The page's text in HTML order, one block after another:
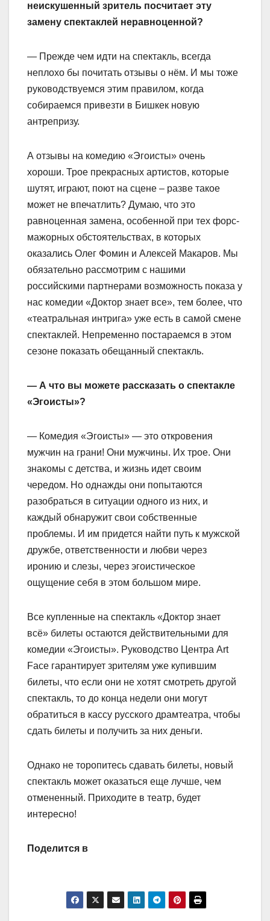
неискушенный зритель посчитает эту
замену спектаклей неравноценной?
— Прежде чем идти на спектакль, всегда
неплохо бы почитать отзывы о нём. И мы тоже
руководствуемся этим правилом, когда
собираемся привезти в Бишкек новую
антрепризу.
А отзывы на комедию «Эгоисты» очень
хороши. Трое прекрасных артистов, которые
шутят, играют, поют на сцене – разве такое
может не впечатлить? Думаю, что это
равноценная замена, особенной при тех форс-
мажорных обстоятельствах, в которых
оказались Олег Фомин и Алексей Макаров. Мы
обязательно рассмотрим с нашими
российскими партнерами возможность показа у
нас комедии «Доктор знает все», тем более, что
«театральная интрига» уже есть в самой смене
спектаклей. Непременно постараемся в этом
сезоне показать обещанный спектакль.
— А что вы можете рассказать о спектакле
«Эгоисты»?
— Комедия «Эгоисты» — это откровения
мужчин на грани! Они мужчины. Их трое. Они
знакомы с детства, и жизнь идет своим
чередом. Но однажды они попытаются
разобраться в ситуации одного из них, и
каждый обнаружит свои собственные
проблемы. И им придется найти путь к муж­ской
дружбе, ответственности и любви через
иронию и слезы, через эгоистическое
ощущение себя в этом большом мире.
Все купленные на спектакль «Доктор знает
всё» билеты остаются действительными для
комедии «Эгоисты». Руководство Центра Art
Face гарантирует зрителям уже купившим
билеты, что если они не хотят смотреть другой
спектакль, то до конца недели они могут
обратиться в кассу русского драмтеатра, чтобы
сдать билеты и получить за них деньги.
Однако не торопитесь сдавать билеты, новый
спектакль может оказаться еще лучше, чем
отмененный. Приходите в театр, будет
интересно!
Поделится в